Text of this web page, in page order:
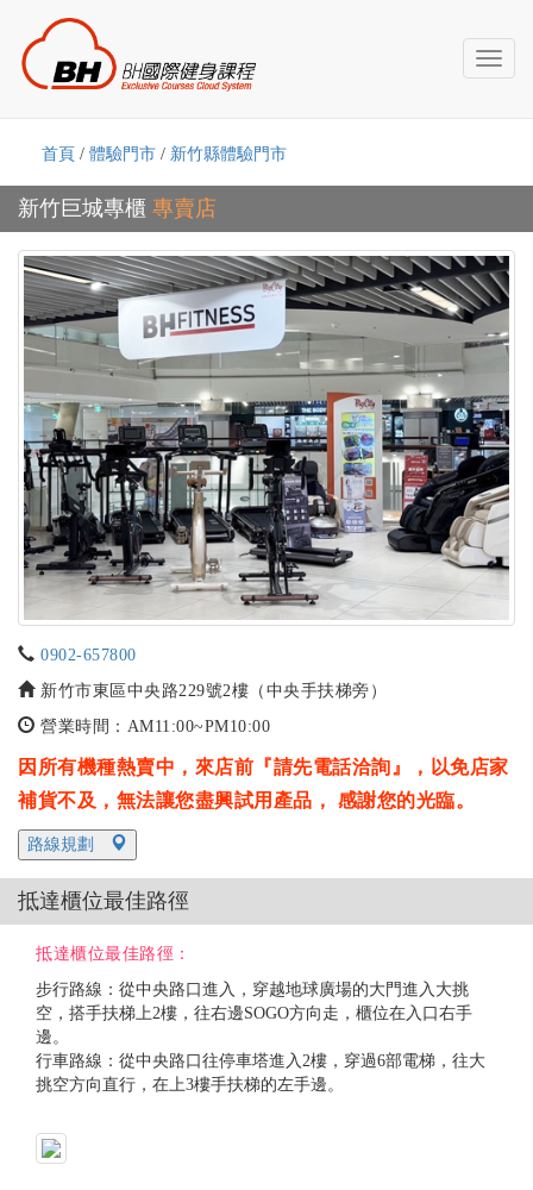
Toggle
首頁 / 體驗門市 / 新竹縣體驗門市
新竹巨城專櫃 專賣店
0902-657800
新竹市東區中央路229號2樓（中央手扶梯旁）
營業時間：AM11:00~PM10:00
因所有機種熱賣中，來店前『請先電話洽詢』，以免店家
補貨不及，無法讓您盡興試用產品， 感謝您的光臨。
路線規劃
抵達櫃位最佳路徑
抵達櫃位最佳路徑：
步行路線：從中央路口進入，穿越地球廣場的大門進入大挑
空，搭手扶梯上2樓，往右邊SOGO方向走，櫃位在入口右手
邊。
行車路線：從中央路口往停車塔進入2樓，穿過6部電梯，往大
挑空方向直行，在上3樓手扶梯的左手邊。